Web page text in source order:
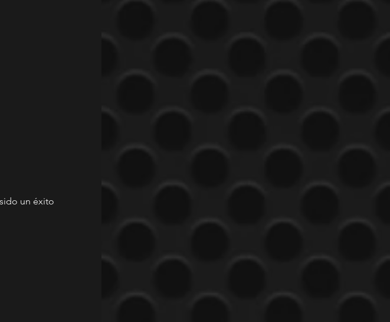
un éxito